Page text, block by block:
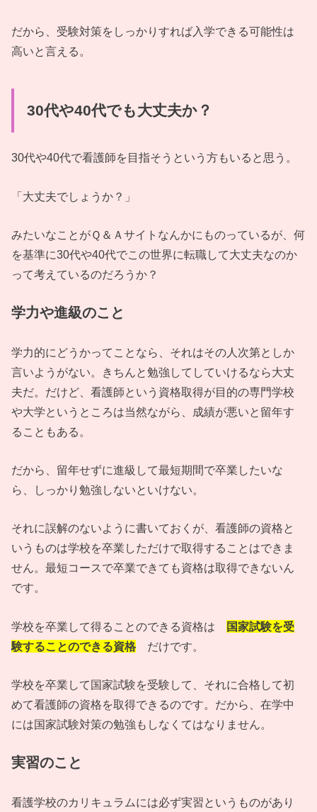
だから、受験対策をしっかりすれば入学できる可能性は
高いと言える。
30代や40代でも大丈夫か？
30代や40代で看護師を目指そうという方もいると思う。
「大丈夫でしょうか？」
みたいなことがＱ＆Ａサイトなんかにものっているが、何
を基準に30代や40代でこの世界に転職して大丈夫なのか
って考えているのだろうか？
学力や進級のこと
学力的にどうかってことなら、それはその人次第としか
言いようがない。きちんと勉強してしていけるなら大丈
夫だ。だけど、看護師という資格取得が目的の専門学校
や大学というところは当然ながら、成績が悪いと留年す
ることもある。
だから、留年せずに進級して最短期間で卒業したいな
ら、しっかり勉強しないといけない。
それに誤解のないように書いておくが、看護師の資格と
いうものは学校を卒業しただけで取得することはできま
せん。最短コースで卒業できても資格は取得できないん
です。
学校を卒業して得ることのできる資格は
国家試験を受
験することのできる資格 だけです。
学校を卒業して国家試験を受験して、それに合格して初
めて看護師の資格を取得できるのです。だから、在学中
には国家試験対策の勉強もしなくてはなりません。
実習のこと
看護学校のカリキュラムには必ず実習というものがあり